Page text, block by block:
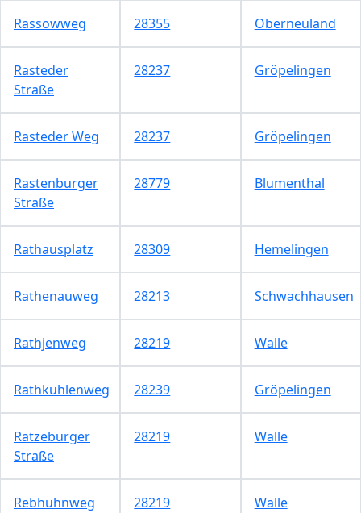
Rassowweg 28355 Oberneuland
Rasteder
Straße
28237 Gröpelingen
Rasteder Weg 28237 Gröpelingen
Rastenburger
Straße
28779 Blumenthal
Rathausplatz 28309 Hemelingen
Rathenauweg 28213 Schwachhausen
Rathjenweg 28219 Walle
Rathkuhlenweg 28239 Gröpelingen
Ratzeburger
Straße
28219 Walle
Rebhuhnweg 28219 Walle